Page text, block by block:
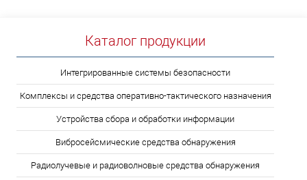
Каталог продукции
Интегрированные системы безопасности
Комплексы и средства оперативно-тактического назначения
Устройства сбора и обработки информации
Вибросейсмические средства обнаружения
Радиолучевые и радиоволновые средства обнаружения